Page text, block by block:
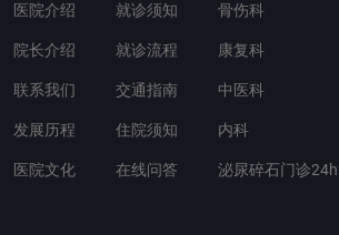
医院介绍
院长介绍
联系我们
发展历程
医院文化
就诊须知
就诊流程
交通指南
住院须知
在线问答
骨伤科
康复科
中医科
内科
泌尿碎石门诊24h